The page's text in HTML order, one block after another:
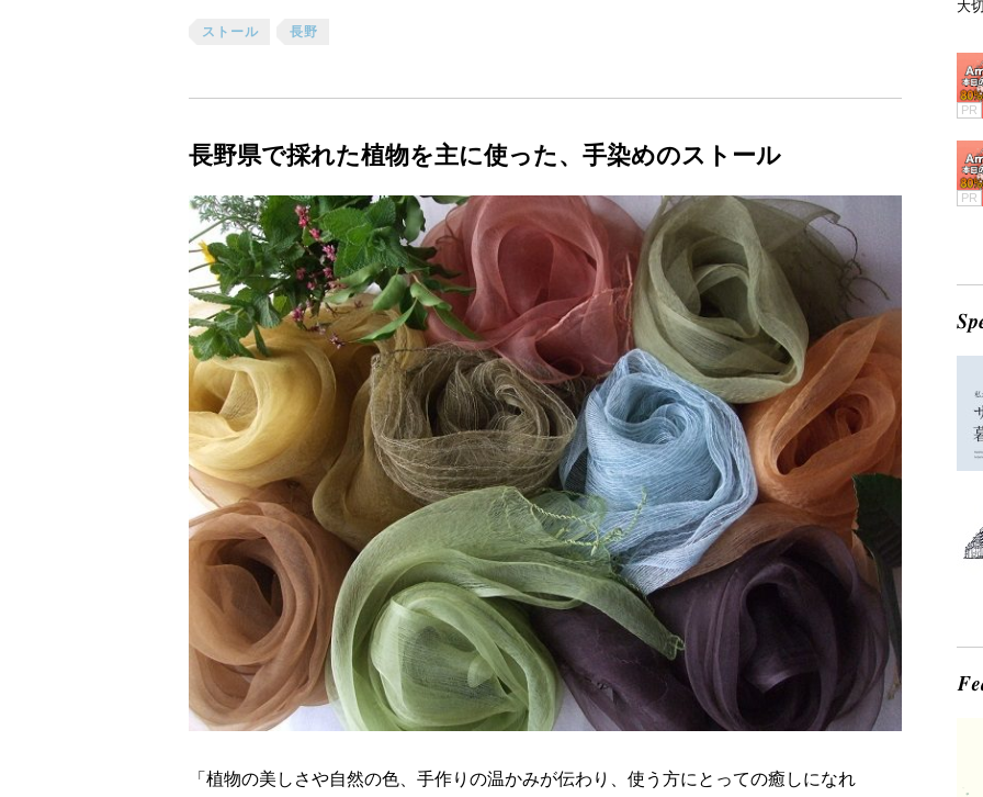
ストール 長野
長野県で採れた植物を主に使った、手染めのストール
「植物の美しさや自然の色、手作りの温かみが伝わり、使う方にとっての癒しになれ
大
PR
PR